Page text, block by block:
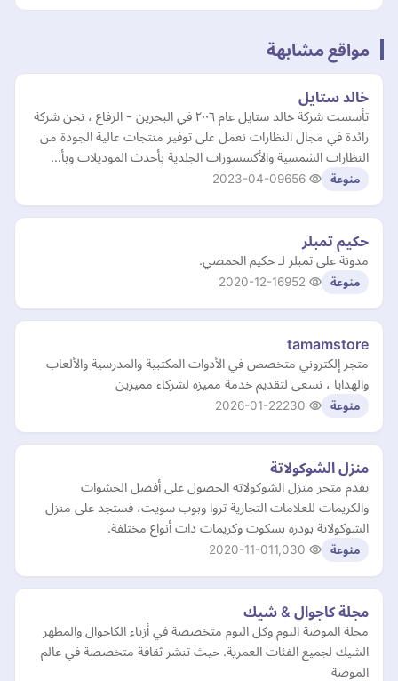
مواقع مشابهة
خالد ستايل
تأسست شركة خالد ستايل عام ٢٠٠٦ في البحرين - الرفاع ، نحن شركة
رائدة في مجال النظارات نعمل على توفير منتجات عالية الجودة من
النظارات الشمسية والأكسسورات الجلدية بأحدث الموديلات وبأ…
منوعة 2023-04-09
حكيم تمبلر
مدونة على تمبلر لـ حكيم الحمصي.
منوعة 2020-12-16
tamamstore
متجر إلكتروني متخصص في الأدوات المكتبية والمدرسية والألعاب
والهدايا ، نسعى لتقديم خدمة مميزة لشركاء مميزين
منوعة 2026-01-22
منزل الشوكولاتة
يقدم متجر منزل الشوكولاته الحصول على أفضل الحشوات
والكريمات للعلامات التجارية تروا وبوب سويت، فستجد على منزل
الشوكولاتة بودرة بسكوت وكريمات ذات أنواع مختلفة.
منوعة 2020-11-01
مجلة كاجوال & شيك
مجلة الموضة اليوم وكل اليوم متخصصة في أزياء الكاجوال والمظهر
الشيك لجميع الفئات العمرية. حيث تنشر ثقافة متخصصة في عالم
الموضة